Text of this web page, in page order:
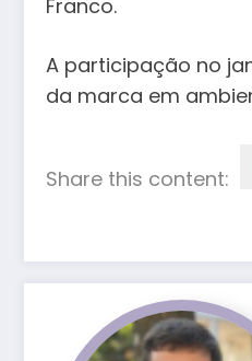
Franco.
A participação no
da marca em
Share this content: